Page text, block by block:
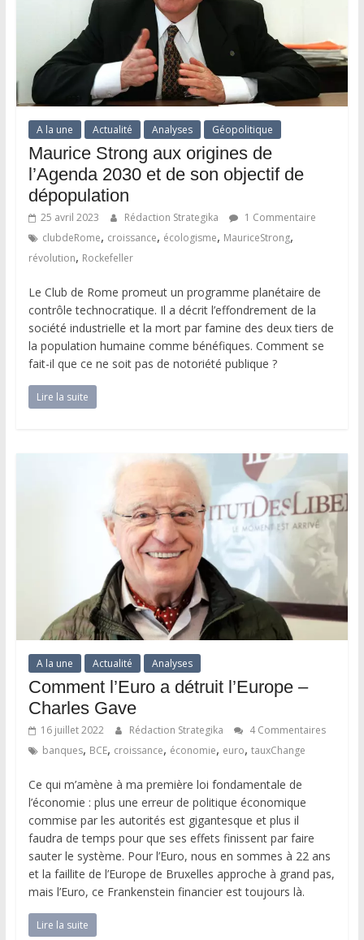
A la une Actualité Analyses Géopolitique
Maurice Strong aux origines de
l’Agenda 2030 et de son objectif de
dépopulation
25 avril 2023 Rédaction Strategika
1 Commentaire
clubdeRome, croissance, écologisme, MauriceStrong,
révolution, Rockefeller
Le Club de Rome promeut un programme planétaire de
contrôle technocratique. Il a décrit l’effondrement de la
société industrielle et la mort par famine des deux tiers de
la population humaine comme bénéfiques. Comment se
fait-il que ce ne soit pas de notoriété publique ?
Lire la suite
A la une Actualité Analyses
Comment l’Euro a détruit l’Europe –
Charles Gave
16 juillet 2022 Rédaction Strategika
4 Commentaires
banques, BCE, croissance, économie, euro, tauxChange
Ce qui m’amène à ma première loi fondamentale de
l’économie : plus une erreur de politique économique
commise par les autorités est gigantesque et plus il
faudra de temps pour que ses effets finissent par faire
sauter le système. Pour l’Euro, nous en sommes à 22 ans
et la faillite de l’Europe de Bruxelles approche à grand pas,
mais l’Euro, ce Frankenstein financier est toujours là.
Lire la suite